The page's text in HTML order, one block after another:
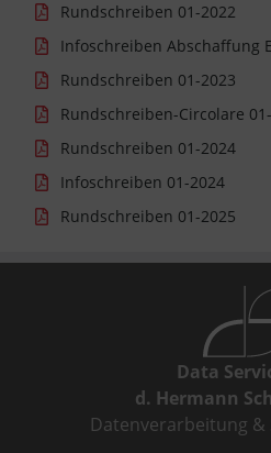
Rundschreiben 01-2022
Infoschreiben Abschaffung
Rundschreiben 01-2023
Rundschreiben-Circolare
Rundschreiben 01-2024
Infoschreiben 01-2024
Rundschreiben 01-2025
Data
d. Hermann
Datenverarbeitung